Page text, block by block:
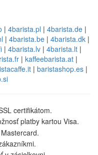
| 4barista.pl | 4barista.de|
| 4barista.be| 4barista.dk|
| 4barista.lv | 4barista.lt |
| kaffeebarista.at|
| baristashop.es|